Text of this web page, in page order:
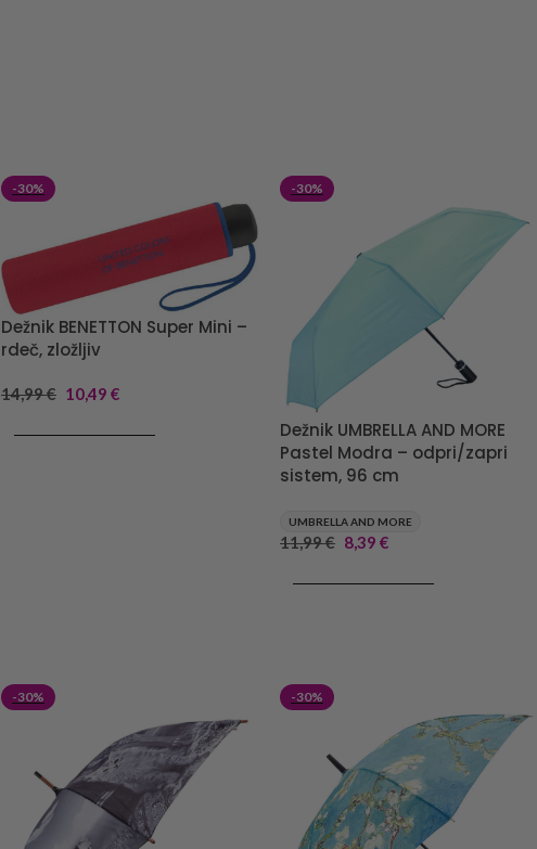
-30%
Dežnik BENETTON Super Mini –
rdeč, zložljiv
14,99€ 10,49 €
-30%
Dežnik UMBRELLA AND MORE
Pastel Modra – odpri/zapri
sistem, 96 cm
UMBRELLA AND MORE
11,99€ 8,39 €
-30% -30%